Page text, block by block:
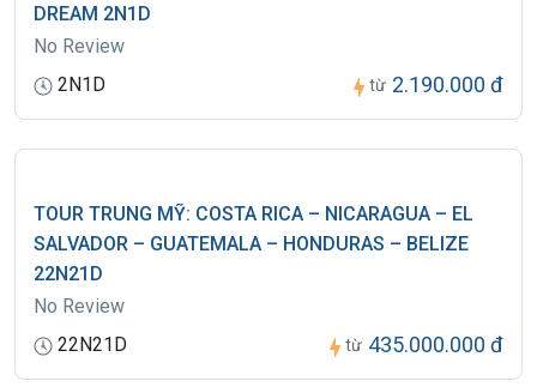
Đối với sự thay đổi lịch trình, giờ bay do lỗi của hãng hàng không, tàu
hoả, tàu thuy, Công ty sẽ không chịu trách nhiệm bất kỳ phát sinh
nào do lỗi trên như: phát sinh bữa ăn, nhà hàng, khách sạn, phương
DREAM 2N1D
No Review
2N1D
từ 2.190.000 đ
TOUR TRUNG MỸ: COSTA RICA – NICARAGUA – EL
SALVADOR – GUATEMALA – HONDURAS – BELIZE
22N21D
No Review
22N21D
từ 435.000.000 đ